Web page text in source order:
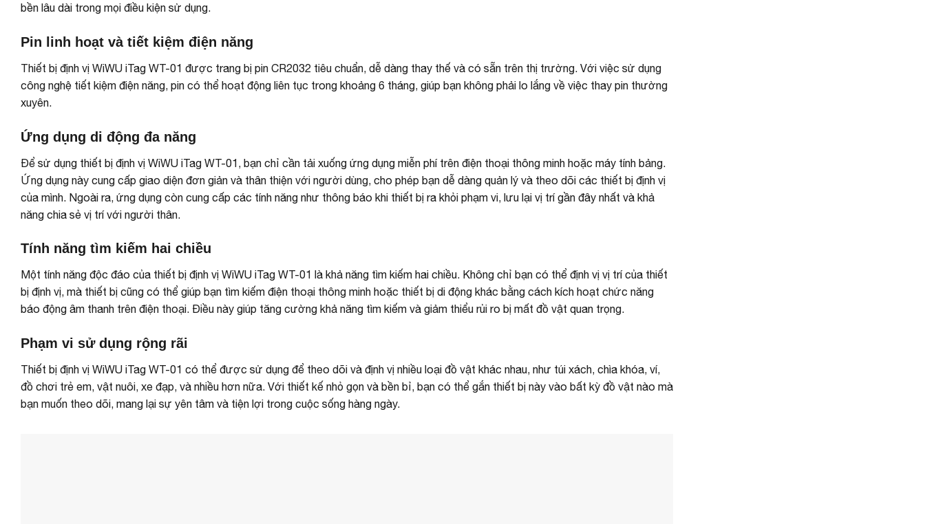
bền lâu dài trong mọi điều kiện sử dụng.
Pin linh hoạt và tiết kiệm điện năng
Thiết bị định vị WiWU iTag WT-01 được trang bị pin CR2032 tiêu chuẩn, dễ dàng thay thế và có sẵn trên thị trường. Với việc sử dụng
công nghệ tiết kiệm điện năng, pin có thể hoạt động liên tục trong khoảng 6 tháng, giúp bạn không phải lo lắng về việc thay pin thường
xuyên.
Ứng dụng di động đa năng
Để sử dụng thiết bị định vị WiWU iTag WT-01, bạn chỉ cần tải xuống ứng dụng miễn phí trên điện thoại thông minh hoặc máy tính bảng.
Ứng dụng này cung cấp giao diện đơn giản và thân thiện với người dùng, cho phép bạn dễ dàng quản lý và theo dõi các thiết bị định vị
của mình. Ngoài ra, ứng dụng còn cung cấp các tính năng như thông báo khi thiết bị ra khỏi phạm vi, lưu lại vị trí gần đây nhất và khả
năng chia sẻ vị trí với người thân.
Tính năng tìm kiếm hai chiều
Một tính năng độc đáo của thiết bị định vị WiWU iTag WT-01 là khả năng tìm kiếm hai chiều. Không chỉ bạn có thể định vị vị trí của thiết
bị định vị, mà thiết bị cũng có thể giúp bạn tìm kiếm điện thoại thông minh hoặc thiết bị di động khác bằng cách kích hoạt chức năng
báo động âm thanh trên điện thoại. Điều này giúp tăng cường khả năng tìm kiếm và giảm thiểu rủi ro bị mất đồ vật quan trọng.
Phạm vi sử dụng rộng rãi
Thiết bị định vị WiWU iTag WT-01 có thể được sử dụng để theo dõi và định vị nhiều loại đồ vật khác nhau, như túi xách, chìa khóa, ví,
đồ chơi trẻ em, vật nuôi, xe đạp, và nhiều hơn nữa. Với thiết kế nhỏ gọn và bền bỉ, bạn có thể gắn thiết bị này vào bất kỳ đồ vật nào mà
bạn muốn theo dõi, mang lại sự yên tâm và tiện lợi trong cuộc sống hàng ngày.